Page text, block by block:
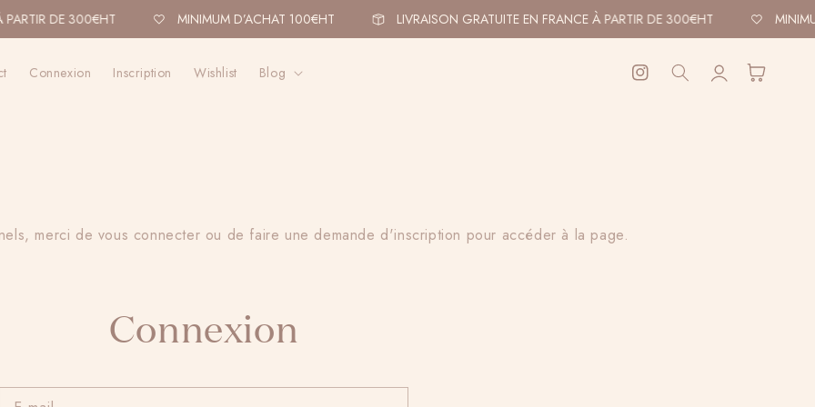
DE 300€HT MINIMUM D’ACHAT 100€HT LIVRAISON GRATUITE EN FRANCE À PARTIR DE 300€HT
Connexion Inscription Wishlist Blog
Instagram
ConnexionPanier
merci de vous connecter ou de faire une demande d'inscription pour accéder à la page.
Connexion